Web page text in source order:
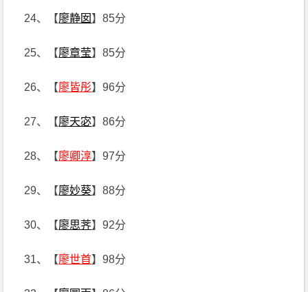
24、【廖静囡 】85分
25、【廖章莹】85分
26、【廖皆彤】96分
27、【廖天宓】86分
28、【廖卿淳】97分
29、【廖妙葵】88分
30、【廖思荠】92分
31、【廖世首】98分